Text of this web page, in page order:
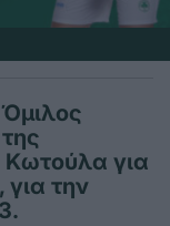
Κωτούλα για
για την